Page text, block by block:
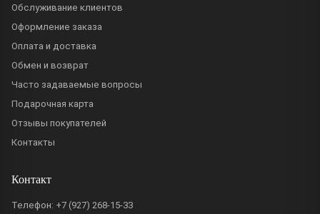
Обслуживание клиентов
Оформление заказа
Оплата и доставка
Обмен и возврат
Часто задаваемые вопросы
Подарочная карта
Отзывы покупателей
Контакты
Контакт
Телефон: +7 (927) 268-15-33